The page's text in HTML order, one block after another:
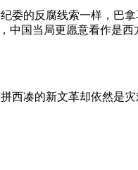
委的反腐线索一样，
国当局更愿意看作是西
西凑的新文革却依然是